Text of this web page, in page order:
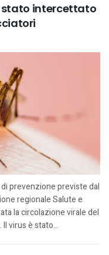
stato intercettato
prevenzione previste dal
regionale Salute e
la circolazione virale del
virus è stato...